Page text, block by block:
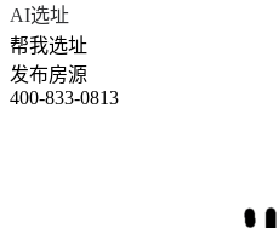
AI选址
帮我选址
发布房源
400-833-0813